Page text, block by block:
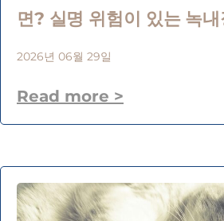
면? 실명 위험이 있는 녹
2026년 06월 29일
Read more >